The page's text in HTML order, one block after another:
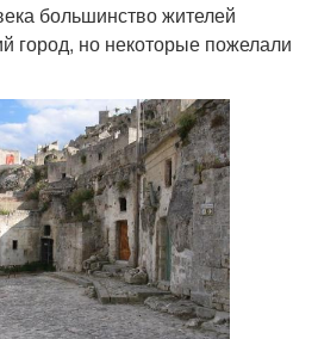
большинство жителей
город, но некоторые пожелали